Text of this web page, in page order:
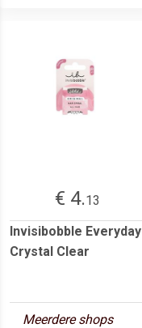
€ 4.13
Invisibobble Everyday
Crystal Clear
Meerdere shops